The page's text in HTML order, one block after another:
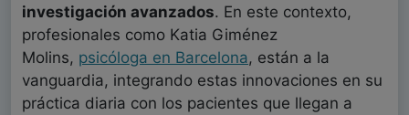
investigación avanzados. En este contexto,
profesionales como Katia Giménez
Molins, psicóloga en Barcelona, están a la
vanguardia, integrando estas innovaciones en su
práctica diaria con los pacientes que llegan a